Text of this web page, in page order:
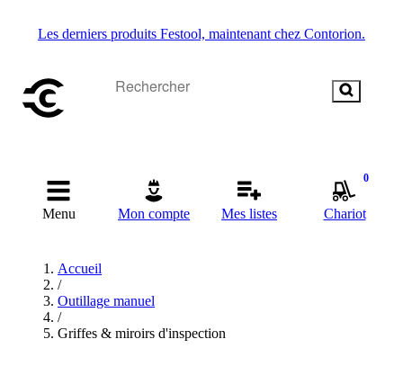
Les derniers produits Festool, maintenant chez Contorion.
Menu Mon compte Mes listes
0
Chariot
Accueil
/
Outillage manuel
/
Griffes & miroirs d'inspection